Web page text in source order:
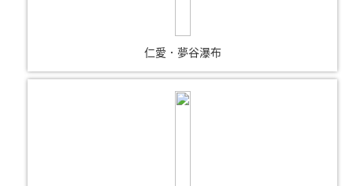
仁愛．夢谷瀑布